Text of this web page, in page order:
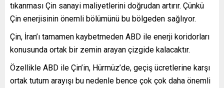
tıkanması Çin sanayi maliyetlerini doğrudan artırır. Çünkü
Çin enerjisinin önemli bölümünü bu bölgeden sağlıyor.
Çin, İran’ı tamamen kaybetmeden ABD ile enerji koridorları
konusunda ortak bir zemin arayan çizgide kalacaktır.
Özellikle ABD ile Çin’in, Hürmüz’de, geçiş ücretlerine karşı
ortak tutum arayışı bu nedenle bence çok çok daha önemli